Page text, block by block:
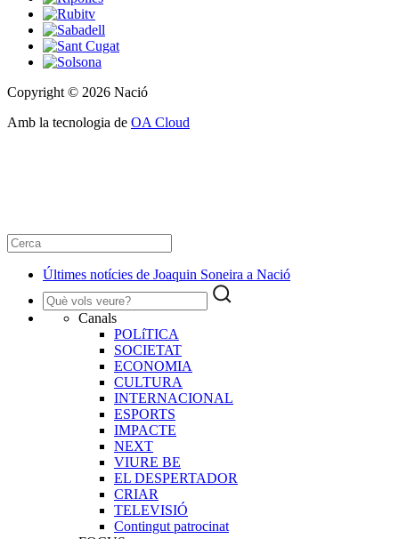
Copyright © 2026 Nació
Amb la tecnologia de OA Cloud
Últimes notícies de Joaquin Soneira a Nació
Canals
POLíTICA
SOCIETAT
ECONOMIA
CULTURA
INTERNACIONAL
ESPORTS
IMPACTE
NEXT
VIURE BE
EL DESPERTADOR
CRIAR
TELEVISIÓ
Contingut patrocinat